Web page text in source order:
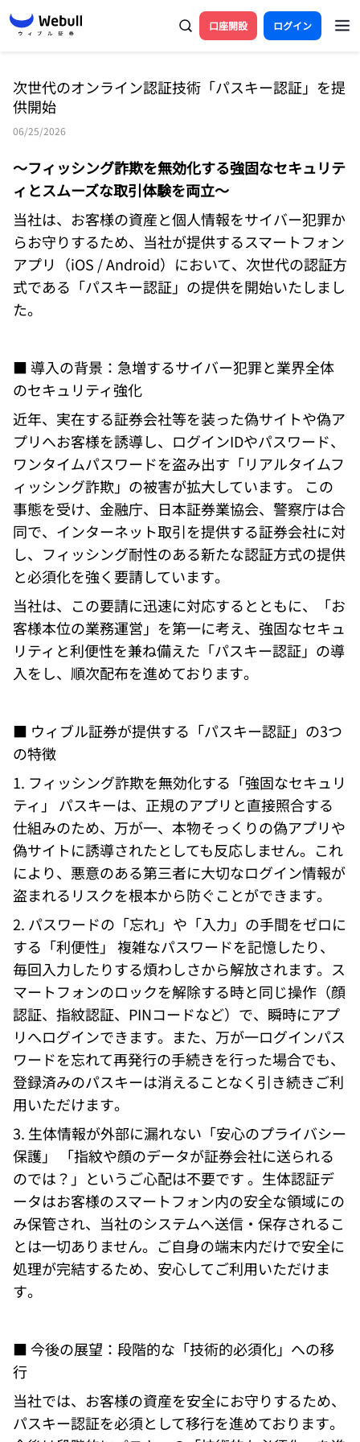
口座開設 ログイン
次世代のオンライン認証技術「パスキー認証」を提
供開始
06/25/2026
～フィッシング詐欺を無効化する強固なセキュリテ
ィとスムーズな取引体験を両立～
当社は、お客様の資産と個人情報をサイバー犯罪か
らお守りするため、当社が提供するスマートフォン
アプリ（iOS / Android）において、次世代の認証方
式である「パスキー認証」の提供を開始いたしまし
た。
■ 導入の背景：急増するサイバー犯罪と業界全体
のセキュリティ強化
近年、実在する証券会社等を装った偽サイトや偽ア
プリへお客様を誘導し、ログインIDやパスワード、
ワンタイムパスワードを盗み出す「リアルタイムフ
ィッシング詐欺」の被害が拡大しています。 この
事態を受け、金融庁、日本証券業協会、警察庁は合
同で、インターネット取引を提供する証券会社に対
し、フィッシング耐性のある新たな認証方式の提供
と必須化を強く要請しています。
当社は、この要請に迅速に対応するとともに、「お
客様本位の業務運営」を第一に考え、強固なセキュ
リティと利便性を兼ね備えた「パスキー認証」の導
入をし、順次配布を進めております。
■ ウィブル証券が提供する「パスキー認証」の3つ
の特徴
1. フィッシング詐欺を無効化する「強固なセキュリ
ティ」 パスキーは、正規のアプリと直接照合する
仕組みのため、万が一、本物そっくりの偽アプリや
偽サイトに誘導されたとしても反応しません。これ
により、悪意のある第三者に大切なログイン情報が
盗まれるリスクを根本から防ぐことができます。
2. パスワードの「忘れ」や「入力」の手間をゼロに
する「利便性」 複雑なパスワードを記憶したり、
毎回入力したりする煩わしさから解放されます。ス
マートフォンのロックを解除する時と同じ操作（顔
認証、指紋認証、PINコードなど）で、瞬時にアプ
リへログインできます。また、万が一ログインパス
ワードを忘れて再発行の手続きを行った場合でも、
登録済みのパスキーは消えることなく引き続きご利
用いただけます。
3. 生体情報が外部に漏れない「安心のプライバシー
保護」 「指紋や顔のデータが証券会社に送られる
のでは？」というご心配は不要です 。生体認証デ
ータはお客様のスマートフォン内の安全な領域にの
み保管され、当社のシステムへ送信・保存されるこ
とは一切ありません。ご自身の端末内だけで安全に
処理が完結するため、安心してご利用いただけま
す。
■ 今後の展望：段階的な「技術的必須化」への移
行
当社では、お客様の資産を安全にお守りするため、
パスキー認証を必須として移行を進めております。